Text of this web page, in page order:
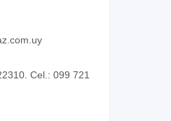
Cel.: 099 721